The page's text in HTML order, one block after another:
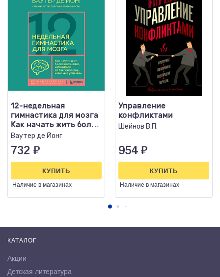
12-недельная
гимнастика для мозга
Как начать жить более
осознанно,
Ваутер де Йонг
732 ₽
Наличие в магазинах
КУПИТЬ
Управление
конфликтами
Шейнов В.П.
954 ₽
Наличие в магазинах
КУПИТЬ
КАТАЛОГ
Акции
Детская литература